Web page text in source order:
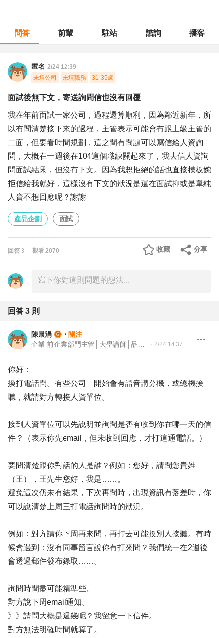
問答 前輩 駐站 諮詢 播客
匿名 2/24 12:39
未填公司
未填職務 31-35歲
面試後無下文，寄送詢問信也沒有回覆
我在年前面試一家公司，過程還算順利，因為鄰近新年，所
以有問清楚接下來的過程，主管表示可能會有跟上級主管的
二面，但要看時間規劃，這之間有問題可以寫信給人資詢
問，大概在一週後在104這個職缺關起來了，我去信人資詢
問面試結果，但沒有下文。因為我想拒絕的話也直接模板婉
拒信給我就好，這樣沒有下文的狀況是還在面試抑或是單純
人資不想回應呢？謝謝
產品企劃 面試
回答 3 觀看 2070 分享
收藏
回答 3 則
陳晨涓 ・ 關注
・ 2/24 14:37
你好：
換打電話問。有些公司一開始會有語音講分機，或總機接
聽，就請對方轉接人資單位。
接到人資單位可以先說明並詢問是否有收到你在哪一天的信
件？（表示你先email，但未收到回應，才打這通電話。）
要問清楚跟你對話的人是誰？例如：您好，請問您貴姓
（王），王先生您好，我是……。
避免這次仍未有結果，下次再問時，出現資訊有落差時，你
可以說清楚上周三打電話詢問時的狀況。
例如：對方請你下周再來問，再打去可能換別人接聽。有時
候會遇到：沒有同事留言說你有打來問？我們統一在2週後
會透過郵件發布錄取……。
詢問時間盡可能精準些。
對方說下周email通知。
》》請問大概是週幾呢？我留意一下信件。
對方無法明確時間就算了。